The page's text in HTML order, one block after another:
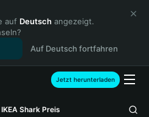
auf Deutsch angezeigt.
Auf Deutsch fortfahren
Jetzt herunterladen
IKEA Shark Preis